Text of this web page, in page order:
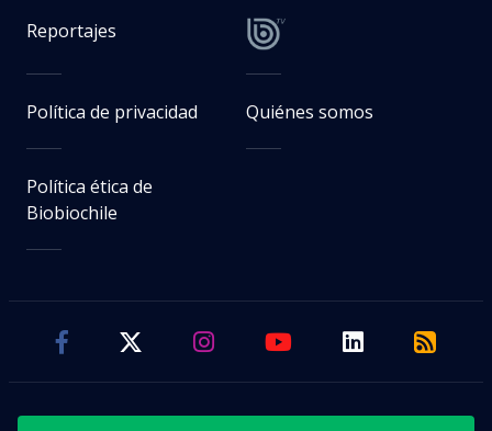
Reportajes
Política de privacidad Quiénes somos
Política ética de
Biobiochile